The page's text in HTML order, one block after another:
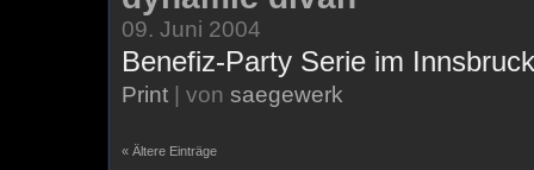
09. Juni 2004
Benefiz-Party Serie im
Print | von saegewerk
« Ältere Einträge